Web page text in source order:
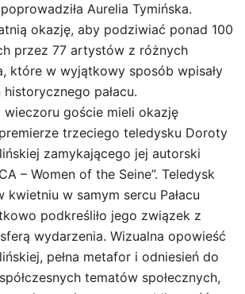
Aurelia Tymińska.
okazję, aby podziwiać ponad 100
przez 77 artystów z różnych
które w wyjątkowy sposób wpisały
pałacu.
wieczoru goście mieli okazję
trzeciego teledysku Doroty
zamykającego jej autorski
– Women of the Seine”. Teledysk
kwietniu w samym sercu Pałacu
podkreśliło jego związek z
wydarzenia. Wizualna opowieść
pełna metafor i odniesień do
tematów społecznych,